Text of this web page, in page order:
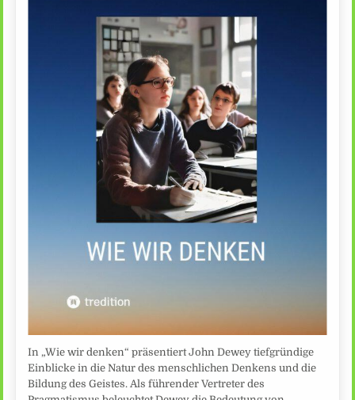
In „Wie wir denken“ präsentiert John Dewey tiefgründige
Einblicke in die Natur des menschlichen Denkens und die
Bildung des Geistes. Als führender Vertreter des